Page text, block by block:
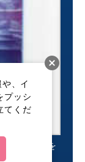
民法改正を
、イ
プッシ
てくだ